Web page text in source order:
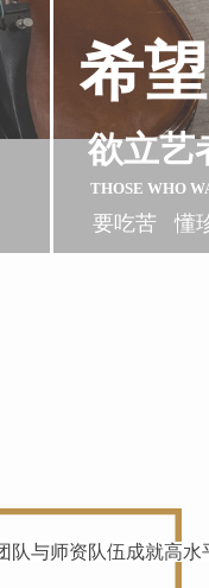
希
欲立
THOSE WHO
要吃苦 懂
队与师资队伍成就高水